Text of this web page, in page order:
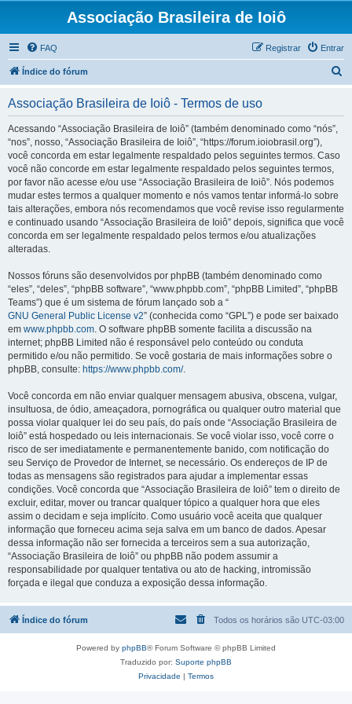
Associação Brasileira de Ioiô
FAQ Entrar
Registrar
Índice do fórum
Associação Brasileira de Ioiô - Termos de uso
Acessando “Associação Brasileira de Ioiô” (também denominado como “nós”,
“nos”, nosso, “Associação Brasileira de Ioiô”, “https://forum.ioiobrasil.org”),
você concorda em estar legalmente respaldado pelos seguintes termos. Caso
você não concorde em estar legalmente respaldado pelos seguintes termos,
por favor não acesse e/ou use “Associação Brasileira de Ioiô”. Nós podemos
mudar estes termos a qualquer momento e nós vamos tentar informá-lo sobre
tais alterações, embora nós recomendamos que você revise isso regularmente
e continuado usando “Associação Brasileira de Ioiô” depois, significa que você
concorda em ser legalmente respaldado pelos termos e/ou atualizações
alteradas.
Nossos fóruns são desenvolvidos por phpBB (também denominado como
“eles”, “deles”, “phpBB software”, “www.phpbb.com”, “phpBB Limited”, “phpBB
Teams”) que é um sistema de fórum lançado sob a “
GNU General Public License v2” (conhecida como “GPL”) e pode ser baixado
em www.phpbb.com. O software phpBB somente facilita a discussão na
internet; phpBB Limited não é responsável pelo conteúdo ou conduta
permitido e/ou não permitido. Se você gostaria de mais informações sobre o
phpBB, consulte: https://www.phpbb.com/.
Você concorda em não enviar qualquer mensagem abusiva, obscena, vulgar,
insultuosa, de ódio, ameaçadora, pornográfica ou qualquer outro material que
possa violar qualquer lei do seu país, do país onde “Associação Brasileira de
Ioiô” está hospedado ou leis internacionais. Se você violar isso, você corre o
risco de ser imediatamente e permanentemente banido, com notificação do
seu Serviço de Provedor de Internet, se necessário. Os endereços de IP de
todas as mensagens são registrados para ajudar a implementar essas
condições. Você concorda que “Associação Brasileira de Ioiô” tem o direito de
excluir, editar, mover ou trancar qualquer tópico a qualquer hora que eles
assim o decidam e seja implícito. Como usuário você aceita que qualquer
informação que forneceu acima seja salva em um banco de dados. Apesar
dessa informação não ser fornecida a terceiros sem a sua autorização,
“Associação Brasileira de Ioiô” ou phpBB não podem assumir a
responsabilidade por qualquer tentativa ou ato de hacking, intromissão
forçada e ilegal que conduza a exposição dessa informação.
Índice do fórum Todos os horários são UTC-03:00
Powered by phpBB® Forum Software © phpBB Limited
Traduzido por: Suporte phpBB
Privacidade | Termos